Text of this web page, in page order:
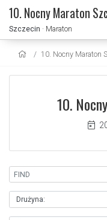
10. Nocny Maraton
Szczecin · Maraton
10. Nocny Maraton
10.